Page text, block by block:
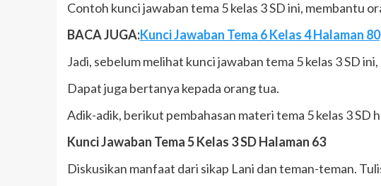
Contoh kunci jawaban tema 5 kelas 3 SD ini, membantu
BACA JUGA:Kunci Jawaban Tema 6 Kelas 4 Halaman
Jadi, sebelum melihat kunci jawaban tema 5 kelas 3 SD
Dapat juga bertanya kepada orang tua.
Adik-adik, berikut pembahasan materi tema 5 kelas 3 SD
Kunci Jawaban Tema 5 Kelas 3 SD Halaman 63
Diskusikan manfaat dari sikap Lani dan teman-teman.